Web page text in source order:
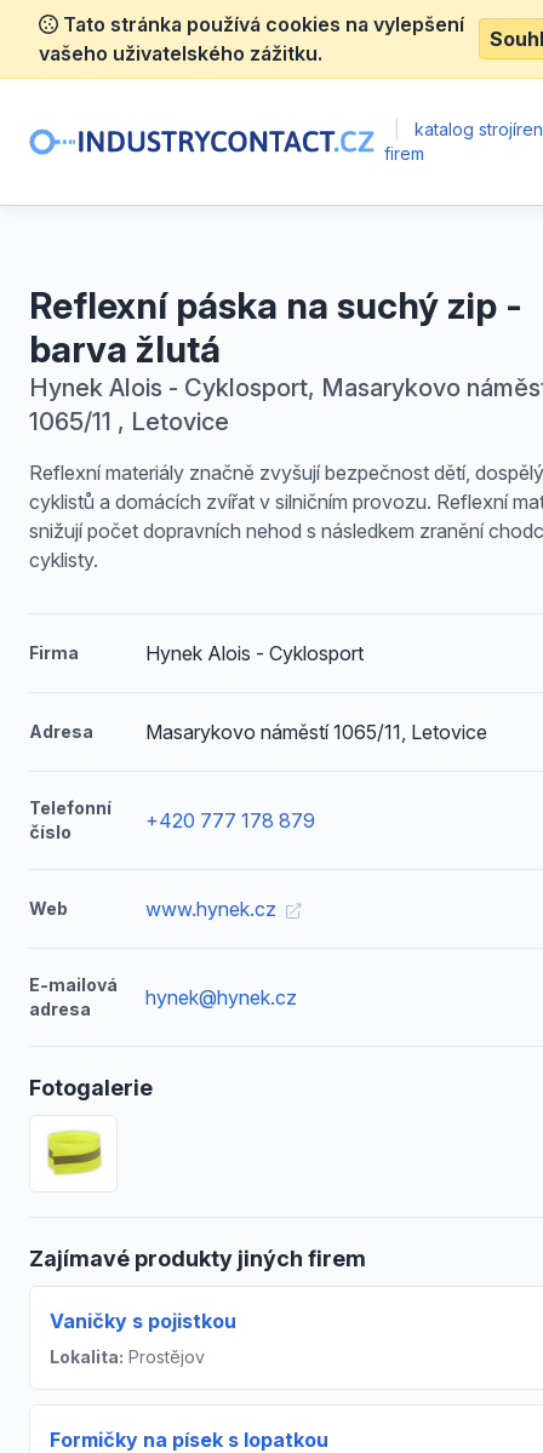
Tato stránka používá cookies na vylepšení
vašeho uživatelského zážitku.
katalog
firem
Reflexní páska na suchý zip -
barva žlutá
Hynek Alois - Cyklosport, Masarykovo
1065/11 , Letovice
Reflexní materiály značně zvyšují bezpečnost dětí,
cyklistů a domácích zvířat v silničním provozu. Reflexní
snižují počet dopravních nehod s následkem zranění
cyklisty.
Firma Hynek Alois - Cyklosport
Adresa Masarykovo náměstí 1065/11, Letovice
Telefonní
číslo
+420 777 178 879
Web www.hynek.cz
E-mailová
adresa
hynek@hynek.cz
Fotogalerie
Zajímavé produkty jiných firem
Vaničky s pojistkou
Lokalita: Prostějov
Formičky na písek s lopatkou